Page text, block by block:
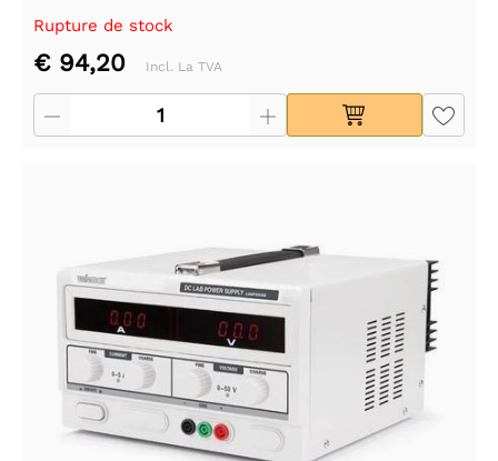
Rupture de stock
€ 94,20 Incl. La TVA